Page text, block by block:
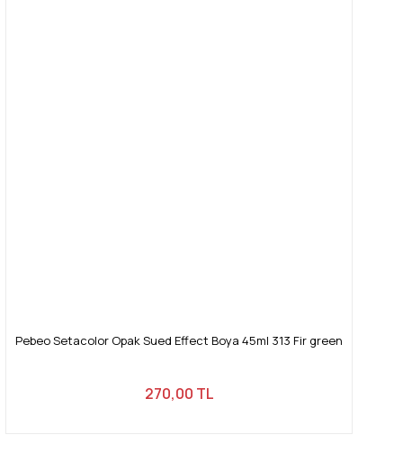
Pebeo Setacolor Opak Sued Effect Boya 45ml 313 Fir green
270,00 TL